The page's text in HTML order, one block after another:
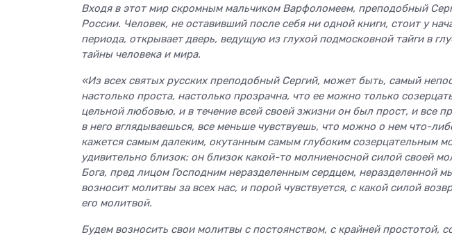
Входя в этот мир скромным мальчиком Варфоломеем, преподобный
России. Человек‚ не оставивший после себя ни одной книги‚ стоит у
периода‚ открывает дверь‚ ведущую из глухой подмосковной тайги в
тайны человека и мира.
«Из всех святых русских преподобный Сергий, может быть, самый
настолько проста, настолько прозрачна, что ее можно только
цельной любовью, и в течение всей своей зжизни он был прост, и все
в него вглядываешься, все меньше чувствуешь, что можно о нем что-
кажется самым далеким, окутанным самым глубоким созерцательным
удивительно близок: он близок какой-то молниеносной силой своей
Бога, пред лицом Господним неразделенным сердцем, неразделенной
возносит молитвы за всех нас, и порой чувствуется, с какой силой
его молитвой.
Будем возносить свои молитвы с постоянством, с крайней простотой,